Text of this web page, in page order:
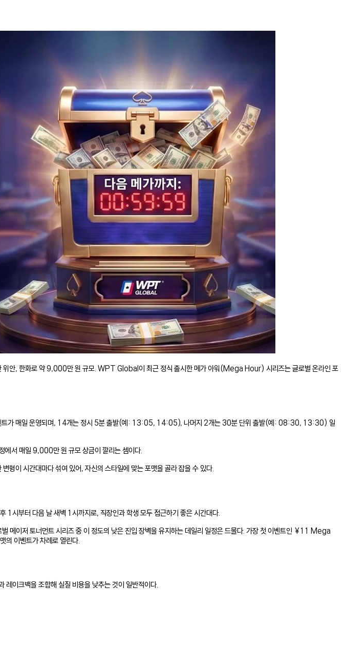
안, 한화로 약 9,000만 원 규모. WPT Global이 최근 정식 출시한 메가 아워(Mega Hour) 시리즈는 글로벌 온라인 포
트가 매일 운영되며, 14개는 정시 5분 출발(예: 13:05, 14:05), 나머지 2개는 30분 단위 출발(예: 08:30, 13:30) 일
에서 매일 9,000만 원 규모 상금이 깔리는 셈이다.
간대마다 섞여 있어, 자신의 스타일에 맞는 포맷을 골라 잡을 수 있다.
터 다음 날 새벽 1시까지로, 직장인과 학생 모두 접근하기 좋은 시간대다.
토너먼트 시리즈 중 이 정도의 낮은 진입 장벽을 유지하는 데일리 일정은 드물다. 가장 첫 이벤트인 ¥11 Mega
이벤트가 차례로 열린다.
이크백을 조합해 실질 비용을 낮추는 것이 일반적이다.